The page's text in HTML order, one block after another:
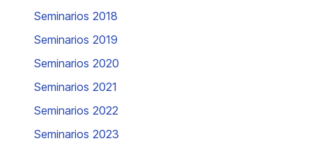
Seminarios 2018
Seminarios 2019
Seminarios 2020
Seminarios 2021
Seminarios 2022
Seminarios 2023